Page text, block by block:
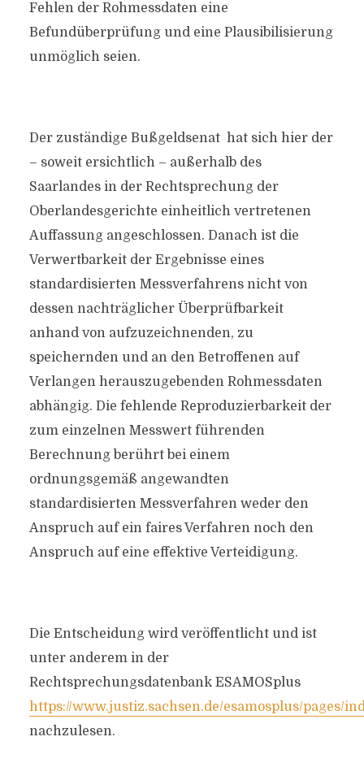
Fehlen der Rohmessdaten eine
Befundüberprüfung und eine Plausibilisierung
unmöglich seien.
Der zuständige Bußgeldsenat hat sich hier der
– soweit ersichtlich – außerhalb des
Saarlandes in der Rechtsprechung der
Oberlandesgerichte einheitlich vertretenen
Auffassung angeschlossen. Danach ist die
Verwertbarkeit der Ergebnisse eines
standardisierten Messverfahrens nicht von
dessen nachträglicher Überprüfbarkeit
anhand von aufzuzeichnenden, zu
speichernden und an den Betroffenen auf
Verlangen herauszugebenden Rohmessdaten
abhängig. Die fehlende Reproduzierbarkeit der
zum einzelnen Messwert führenden
Berechnung berührt bei einem
ordnungsgemäß angewandten
standardisierten Messverfahren weder den
Anspruch auf ein faires Verfahren noch den
Anspruch auf eine effektive Verteidigung.
Die Entscheidung wird veröffentlicht und ist
unter anderem in der
Rechtsprechungsdatenbank ESAMOSplus
https://www.justiz.sachsen.de/esamosplus/pages/
nachzulesen.